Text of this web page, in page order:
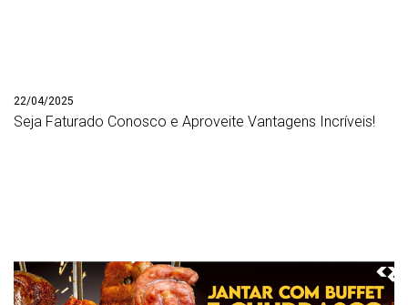
22/04/2025
Seja Faturado Conosco e Aproveite Vantagens Incríveis!